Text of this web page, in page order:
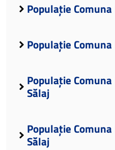
Populație
Populație
Populație
Sălaj
Populație
Sălaj